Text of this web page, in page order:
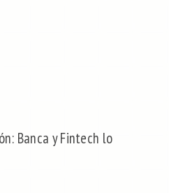
Banca y Fintech lo